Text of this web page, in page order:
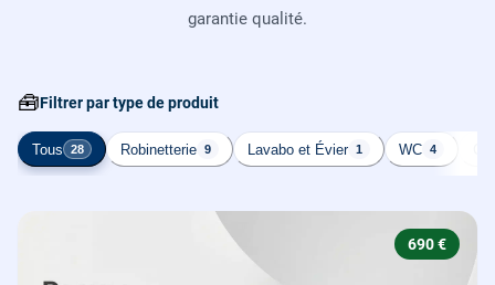
garantie qualité.
🧰Filtrer par type de produit
Tous 28 Robinetterie 9 Lavabo et Évier 1 WC 4
690 €